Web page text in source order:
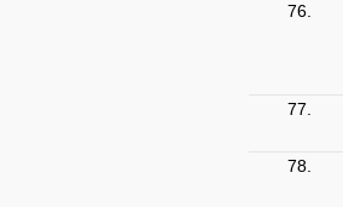
76.
77.
78.